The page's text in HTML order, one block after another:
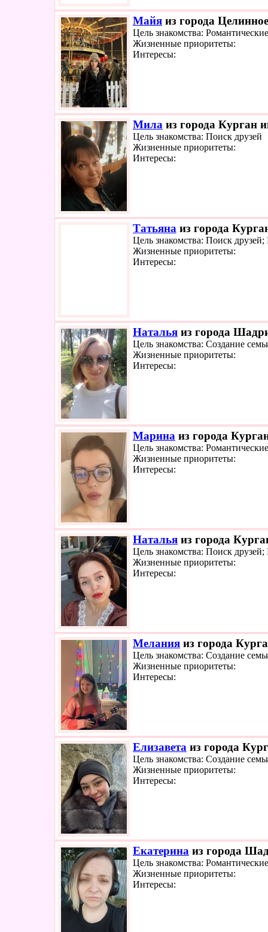
Майя из города
Цель знакомства:
Жизненные приоритеты:
Интересы:
Мила из города Курган
Цель знакомства: Поиск друзей
Жизненные приоритеты:
Интересы:
Татьяна из города
Цель знакомства: Поиск
Жизненные приоритеты:
Интересы:
Наталья из города
Цель знакомства: Создание
Жизненные приоритеты:
Интересы:
Марина из города
Цель знакомства:
Жизненные приоритеты:
Интересы:
Наталья из города
Цель знакомства: Поиск
Жизненные приоритеты:
Интересы:
Мелания из города
Цель знакомства: Создание
Жизненные приоритеты:
Интересы:
Елизавета из города
Цель знакомства: Создание
Жизненные приоритеты:
Интересы:
Екатерина из города
Цель знакомства:
Жизненные приоритеты:
Интересы: